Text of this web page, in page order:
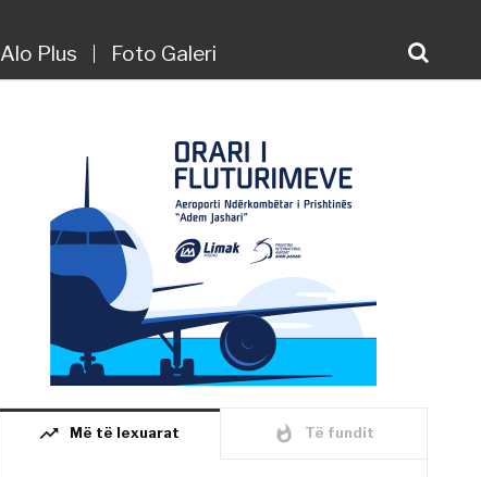
Alo Plus Foto Galeri
trending_up Më të lexuarat whatshot Të fundit